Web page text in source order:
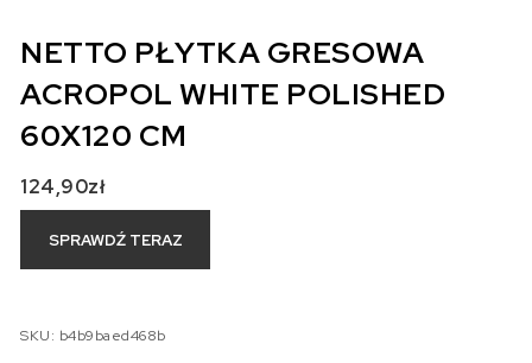
NETTO PŁYTKA GRESOWA
ACROPOL WHITE POLISHED
60X120 CM
124,90zł
SPRAWDŹ TERAZ
SKU: b4b9baed468b